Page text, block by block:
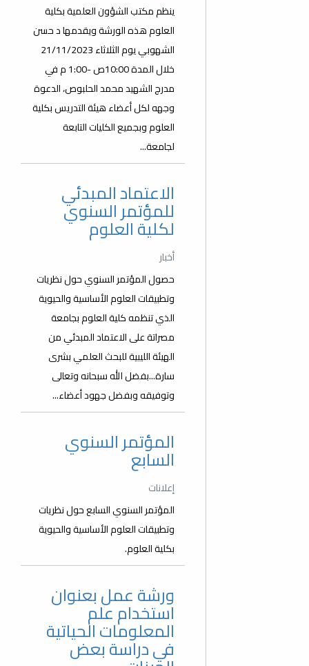
العلوم هذه الورشة ويقدمها د حسن
الشهوبي يوم الثلاثاء 21/11/2023
مدرج الشهيد محمد الحلبوص، الدعوة
وجهه لكل أعضاء هيئة التدريس بكلية
حصول المؤتمر السنوي حول نظريات
وتطبيقات العلوم الأساسية والحيوية
المؤتمر السنوي السابع حول نظريات
وتطبيقات العلوم الأساسية والحيوية